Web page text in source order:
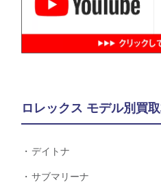
ロレックス モデル別買
デイトナ
サブマリーナ